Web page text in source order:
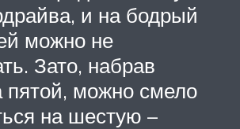
и на бодрый
можно не
Зато, набрав
пятой, можно смело
на шестую –